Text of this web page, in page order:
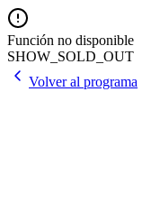
Función no disponible
SHOW_SOLD_OUT
Volver al programa